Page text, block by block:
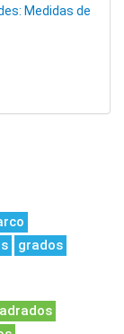
Medidas de
grados